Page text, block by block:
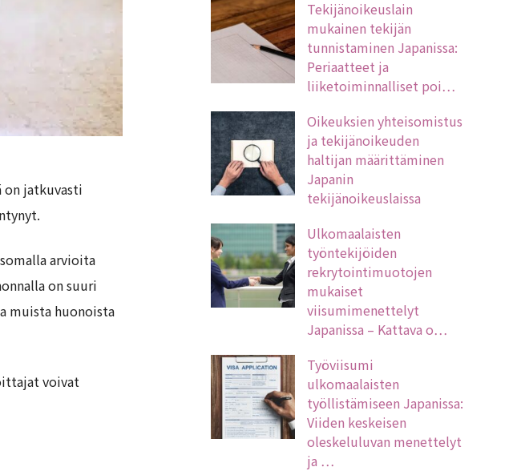
on jatkuvasti
arvioita
on suuri
muista huonoista
voivat
Tekijänoikeuslain
mukainen tekijän
tunnistaminen Japanissa:
Periaatteet ja
liiketoiminnalliset poi…
Oikeuksien yhteisomistus
ja tekijänoikeuden
haltijan määrittäminen
Japanin
tekijänoikeuslaissa
Ulkomaalaisten
työntekijöiden
rekrytointimuotojen
mukaiset
viisumimenettelyt
Japanissa – Kattava o…
Työviisumi
ulkomaalaisten
työllistämiseen Japanissa:
Viiden keskeisen
oleskeluluvan menettelyt
ja …